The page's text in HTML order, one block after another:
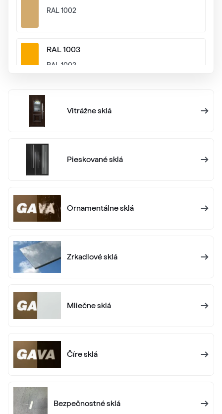
RAL 1002
RAL 1003
RAL 1003
RAL 1005
RAL 1005
RAL 1006
Vitrážne sklá
Pieskované sklá
Ornamentálne sklá
Zrkadlové sklá
Mliečne sklá
Číre sklá
Bezpečnostné sklá